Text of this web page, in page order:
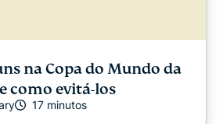
na Copa do Mundo da
como evitá-los
17 minutos